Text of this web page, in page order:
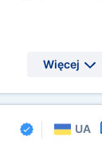
Więcej
UA